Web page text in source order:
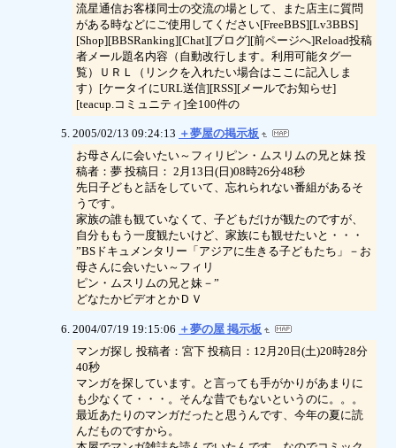
流星通信お客様同士の交流の場として、また店主に質問
がある時などにご使用してください[FreeBBS][Lv3BBS]
[Shop][BBSRanking][Chat][ブログ][前ページへ]Reload投稿
者メール題名内容（自動改行します。利用可能タグ一
覧）ＵＲＬ（リンクを入れたい場合はここに記入しま
す）[ケータイにURL送信][RSS][メールでお知らせ]
[teacup.コミュニティ]全100件の
2005/02/13 09:24:13 ＋夢屋の掲示板
お母さんに会いたい～フィリピン・ムスリムの兄と妹 投
稿者：夢 投稿日： 2月13日(日)08時26分48秒
先日子どもと話をしていて、忘れられない番組があるそ
うです。
家族の誰も観ていなくて、子どもだけが観たのですが、
自分ももう一度観たいけど、家族にも観せたいと・・・
”BSドキュメンタリー「アジアに生きる子どもたち」－お
母さんに会いたい～フィリ
ピン・ムスリムの兄と妹－”
どなたかビデオとかＤＶ
2004/07/19 19:15:06 ＋夢の屋 掲示板
マンガ探し 投稿者：宮下 投稿日：12月20日(土)20時28分
40秒
マンガを探しています。と言っても手がかりがあまりに
も少なくて・・・。そんな昔でもないというのに。。。
最近あたりのマンガだったと思うんです、今年の夏に読
んだものですから。